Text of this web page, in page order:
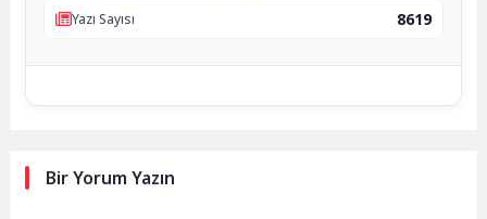
Yazı Sayısı
8619
Bir Yorum Yazın